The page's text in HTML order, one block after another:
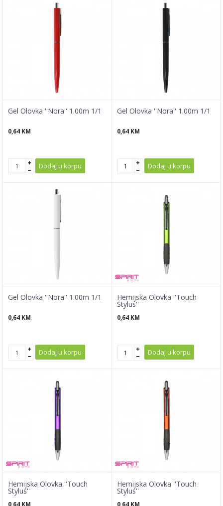
Gel Olovka ''Nora'' 1.00m 1/1
0,64 KM
Dodaj u korpu
Gel Olovka ''Nora'' 1.00m 1/1
0,64 KM
Dodaj u korpu
Gel Olovka ''Nora'' 1.00m 1/1
0,64 KM
Dodaj u korpu
Hemijska Olovka ''Touch
Stylus''
0,64 KM
Dodaj u korpu
Hemijska Olovka ''Touch
Stylus''
0,64 KM
Hemijska Olovka ''Touch
Stylus''
0,64 KM